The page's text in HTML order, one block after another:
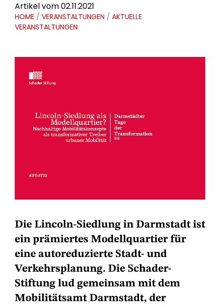
Artikel vom 02.11.2021
HOME / VERANSTALTUNGEN / AKTUELLE
VERANSTALTUNGEN
Die Lincoln-Siedlung in Darmstadt ist
ein prämiertes Modellquartier für
eine autoreduzierte Stadt- und
Verkehrsplanung. Die Schader-
Stiftung lud gemeinsam mit dem
Mobilitätsamt Darmstadt, der